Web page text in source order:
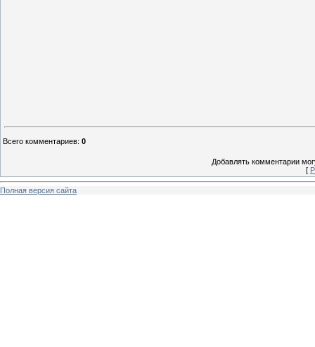
Всего комментариев: 0
Добавлять комментарии
[
Полная версия сайта